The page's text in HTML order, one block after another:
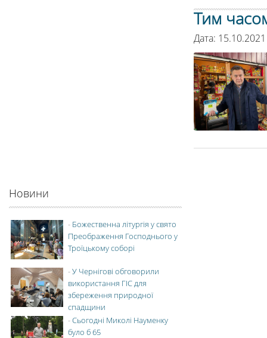
Тим
Дата:
Новини
- Божественна літургія у свято
Преображення Господнього у
Троїцькому соборі
-У Чернігові обговорили
використання ГІС для
збереження природної
спадщини
-Сьогодні Миколі Науменку
було б 65